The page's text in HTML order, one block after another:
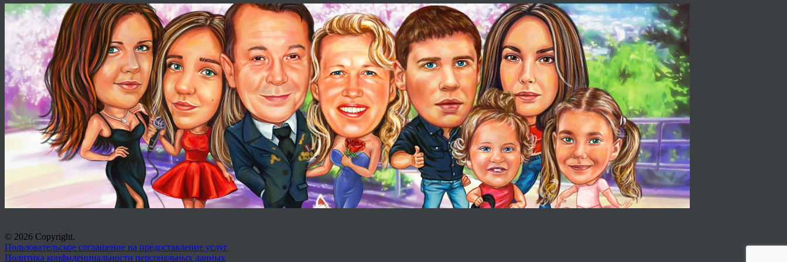
© 2026 Copyright.
Пользовательское соглашение на предоставление услуг
Политика конфиденциальности персональных данных